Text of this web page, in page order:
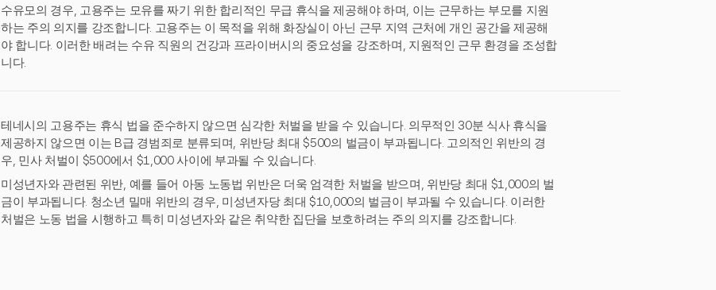
수유모의 경우, 고용주는 모유를 짜기 위한 합리적인 무급 휴식을 제공해야 하며, 이는 근무하는 부모를 지원
하는 주의 의지를 강조합니다. 고용주는 이 목적을 위해 화장실이 아닌 근무 지역 근처에 개인 공간을 제공해
야 합니다. 이러한 배려는 수유 직원의 건강과 프라이버시의 중요성을 강조하며, 지원적인 근무 환경을 조성합
니다.
테네시의 고용주는 휴식 법을 준수하지 않으면 심각한 처벌을 받을 수 있습니다. 의무적인 30분 식사 휴식을
제공하지 않으면 이는 B급 경범죄로 분류되며, 위반당 최대 $500의 벌금이 부과됩니다. 고의적인 위반의 경
우, 민사 처벌이 $500에서 $1,000 사이에 부과될 수 있습니다.
미성년자와 관련된 위반, 예를 들어 아동 노동법 위반은 더욱 엄격한 처벌을 받으며, 위반당 최대 $1,000의 벌
금이 부과됩니다. 청소년 밀매 위반의 경우, 미성년자당 최대 $10,000의 벌금이 부과될 수 있습니다. 이러한
처벌은 노동 법을 시행하고 특히 미성년자와 같은 취약한 집단을 보호하려는 주의 의지를 강조합니다.